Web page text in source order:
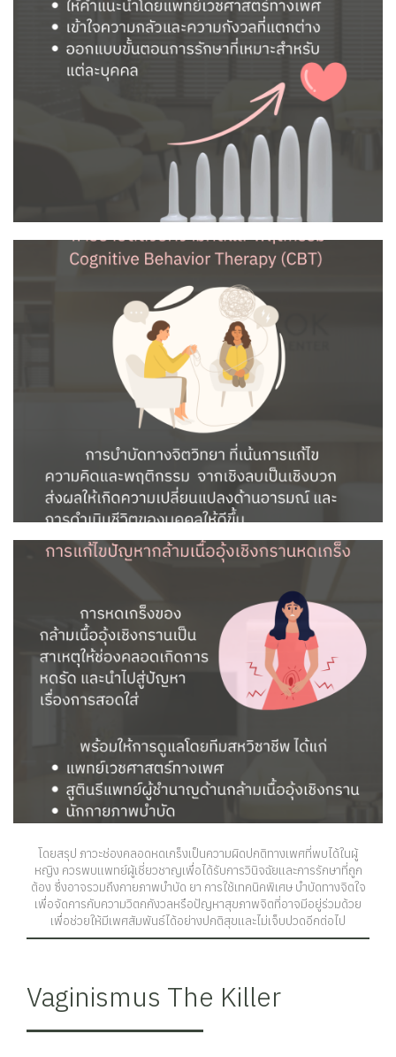
โดยสรุป ภาวะช่องคลอดหดเกร็งเป็นความผิดปกติทางเพศที่พบได้ในผู้
หญิง ควรพบแพทย์ผู้เชี่ยวชาญเพื่อได้รับการวินิจฉัยและการรักษาที่ถูก
ต้อง ซึ่งอาจรวมถึงกายภาพบำบัด ยา การใช้เทคนิคพิเศษ บำบัดทางจิตใจ
เพื่อจัดการกับความวิตกกังวลหรือปัญหาสุขภาพจิตที่อาจมีอยู่ร่วมด้วย
เพื่อช่วยให้มีเพศสัมพันธ์ได้อย่างปกติสุขและไม่เจ็บปวดอีกต่อไป
Vaginismus The Killer